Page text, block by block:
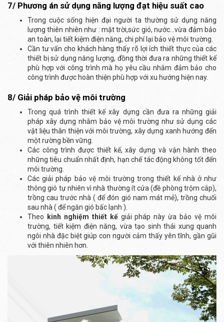
7/ Phương án sử dụng năng lượng đạt hiệu suất cao
Trong cuộc sống hiện đại người ta thường sử dụng năng
lượng thiên nhiên như : mặt trời,sức gió, nước…vừa đảm bảo
an toàn, lại tiết kiệm điện năng, chi phí lại bảo vệ môi trường.
Cần tư vấn cho khách hàng thấy rõ lợi ích thiết thực của các
thiết bị sử dụng năng lượng, đồng thời đưa ra những thiết kế
phù hợp với công trình mà họ yêu cầu nhằm đảm bảo cho
công trình được hoàn thiện phù hợp với xu hướng hiện nay.
8/ Giải pháp bảo vệ môi trường
Trong quá trình thiết kế xây dựng cần đưa ra những giải
pháp xây dựng nhằm bảo vệ môi trường như sử dụng các
vật liệu thân thiện với môi trường, xây dựng xanh hướng đến
một rường bền vững.
Các công trình được thiết kế, xây dựng và vận hành theo
những tiêu chuẩn nhất định, hạn chế tác động không tốt đến
môi trường.
Các giải pháp bảo vệ môi trường trong thiết kế nhà ở như
thông gió tự nhiên vì nhà thường ít cửa (đề phòng trộm cắp),
trồng cau trước nhà ( để đón gió nam mát mẻ), trồng chuối
sau nhà ( để ngăn gió bấc lạnh ).
Theo
kinh nghiệm thiết kếgiải pháp này ừa bảo vệ môi
trường, tiết kiệm điện năng, vừa tạo sinh thái xung quanh
ngôi nhà đặc biệt giúp con người cảm thấy yên tĩnh, gần gũi
với thiên nhiên hơn.